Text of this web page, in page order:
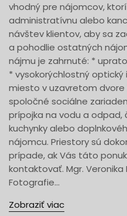
vhodný pre nájomcov,
administratívnu alebo
návštev klientov, aby sa
a pohodlie ostatných
nájmu je zahrnuté: *
* vysokorýchlostný
miesto v uzavretom
spoločné sociálne
prípojka na vodu a odpad,
kuchynky alebo
nájomcu. Priestory sú
prípade, ak Vás táto
kontaktovať. Mgr. Veronika
Fotografie...
Zobraziť viac